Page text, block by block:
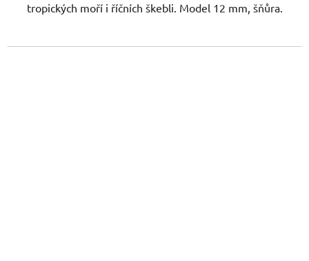
tropických moří i říčních škebli. Model 12 mm, šňůra.